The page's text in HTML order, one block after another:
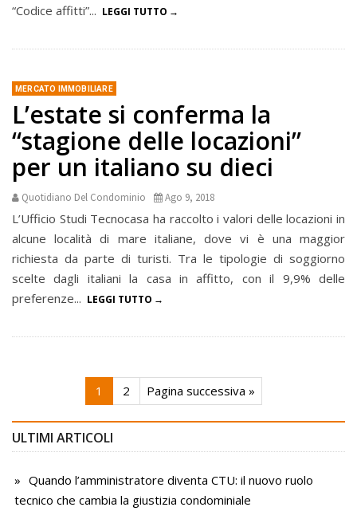
“Codice affitti”... LEGGI TUTTO
MERCATO IMMOBILIARE
L’estate si conferma la
“stagione delle locazioni”
per un italiano su dieci
Quotidiano Del Condominio Ago 9, 2018
L’Ufficio Studi Tecnocasa ha raccolto i valori delle locazioni in
alcune località di mare italiane, dove vi è una maggior
richiesta da parte di turisti. Tra le tipologie di soggiorno
scelte dagli italiani la casa in affitto, con il 9,9% delle
preferenze... LEGGI TUTTO
1 2 Pagina successiva »
ULTIMI ARTICOLI
Quando l’amministratore diventa CTU: il nuovo ruolo
tecnico che cambia la giustizia condominiale